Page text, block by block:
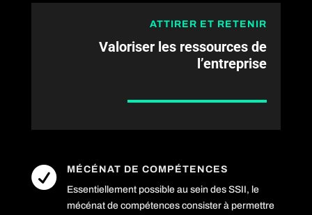
ATTIRER ET RETENIR
Valoriser les ressources de
l’entreprise

MÉCÉNAT DE COMPÉTENCES
Essentiellement possible au sein des SSII, le
mécénat de compétences consister à permettre